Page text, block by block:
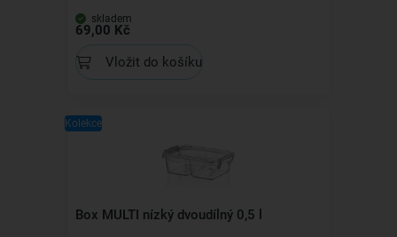
skladem
69,00 Kč
Vložit do košíku
Kolekce
Box MULTI nízký dvoudílný 0,5 l